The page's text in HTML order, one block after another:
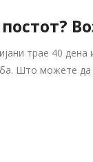
трае 40
Што можете